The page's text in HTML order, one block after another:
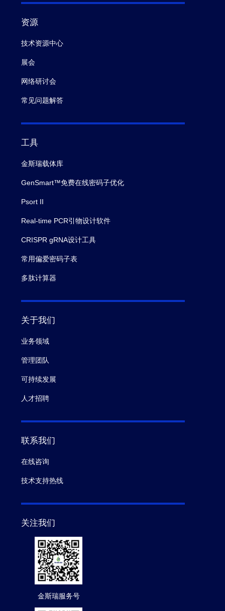
资源
技术资源中心
展会
网络研讨会
常见问题解答
工具
金斯瑞载体库
GenSmart™免费在线密码子优化
Psort II
Real-time PCR引物设计软件
CRISPR gRNA设计工具
常用偏爱密码子表
多肽计算器
关于我们
业务领域
管理团队
可持续发展
人才招聘
联系我们
在线咨询
技术支持热线
关注我们
金斯瑞服务号